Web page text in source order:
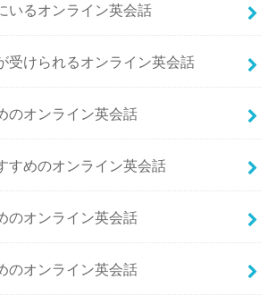
いるオンライン英会話
受けられるオンライン英会話
のオンライン英会話
すめのオンライン英会話
のオンライン英会話
のオンライン英会話